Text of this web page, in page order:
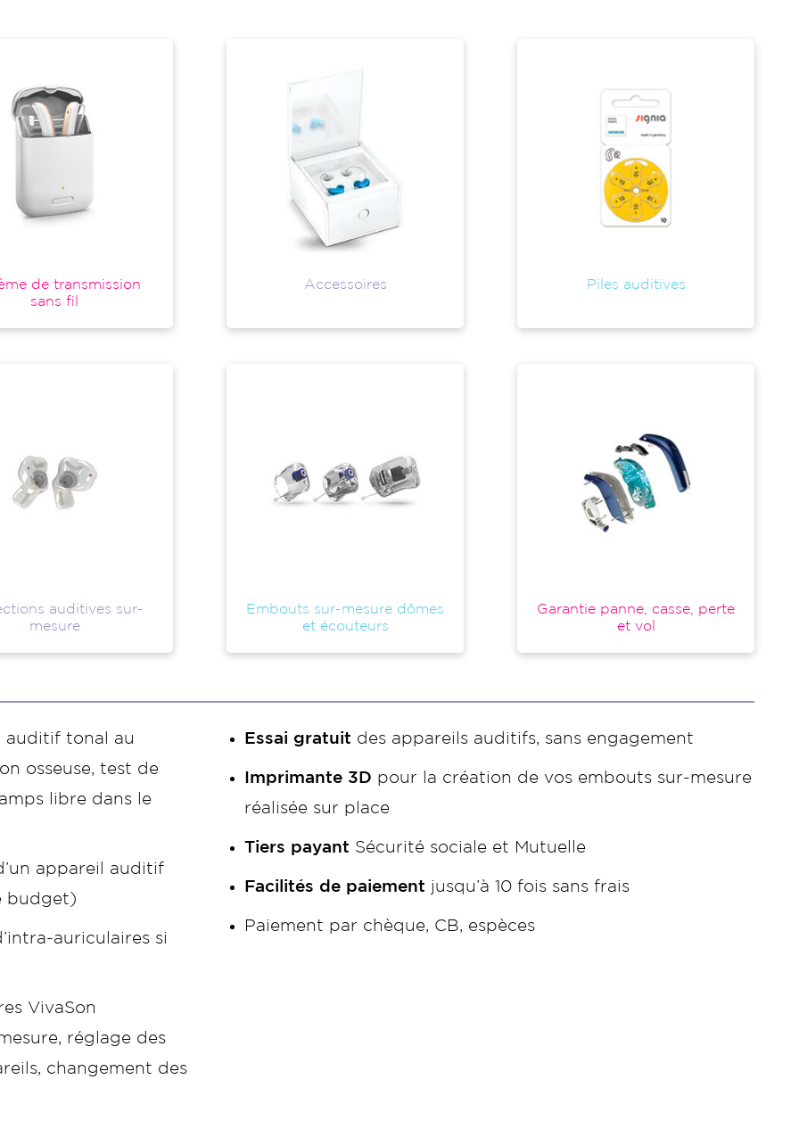
de transmission
sans fil
Accessoires Piles auditives
auditives sur-
mesure
Embouts sur-mesure dômes
et écouteurs
Garantie panne, casse, perte
et vol
auditif tonal au
osseuse, test de
libre dans le
appareil auditif
budget)
auriculaires si
VivaSon
réglage des
changement des
Essai gratuit des appareils auditifs, sans engagement
Imprimante 3D pour la création de vos embouts sur-mesure
réalisée sur place
Tiers payant Sécurité sociale et Mutuelle
Facilités de paiement jusqu’à 10 fois sans frais
Paiement par chèque, CB, espèces